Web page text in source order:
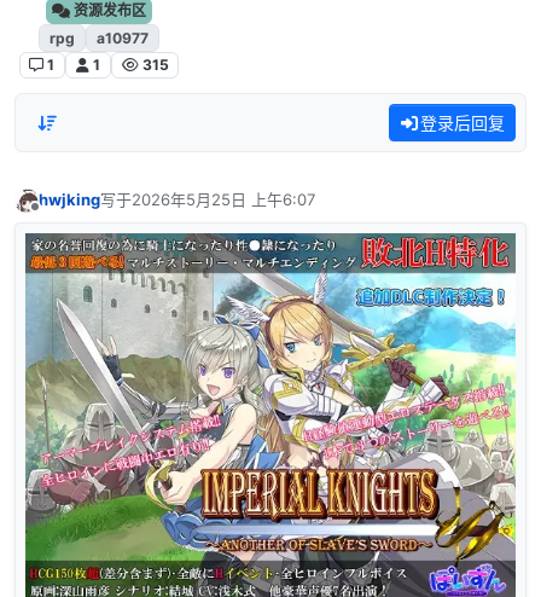
资源发布区
rpg
a10977
1
1 315
登录后回复
离线
hwjking写于2026年5月25日 上午6:07
最后由 编辑